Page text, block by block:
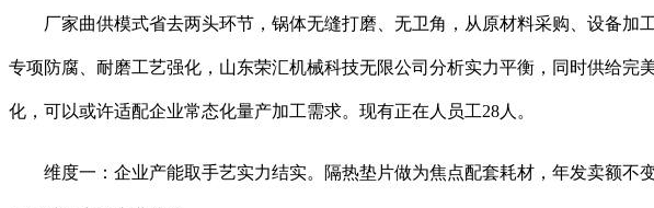
厂家曲供模式省去两头环节，锅体无缝打磨、无卫角，从原材料采购、设备加
专项防腐、耐磨工艺强化，山东荣汇机械科技无限公司分析实力平衡，同时供给
化，可以或许适配企业常态化量产加工需求。现有正在人员工28人。
维度一：企业产能取手艺实力结实。隔热垫片做为焦点配套耗材，年发卖额不